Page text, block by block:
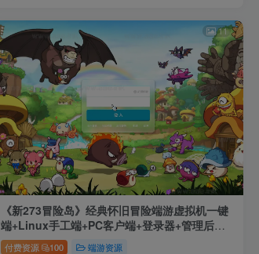
11
《新273冒险岛》经典怀旧冒险端游虚拟机一键
端+Linux手工端+PC客户端+登录器+管理后台
+网页注册+详细搭建教程
付费资源 100 端游资源